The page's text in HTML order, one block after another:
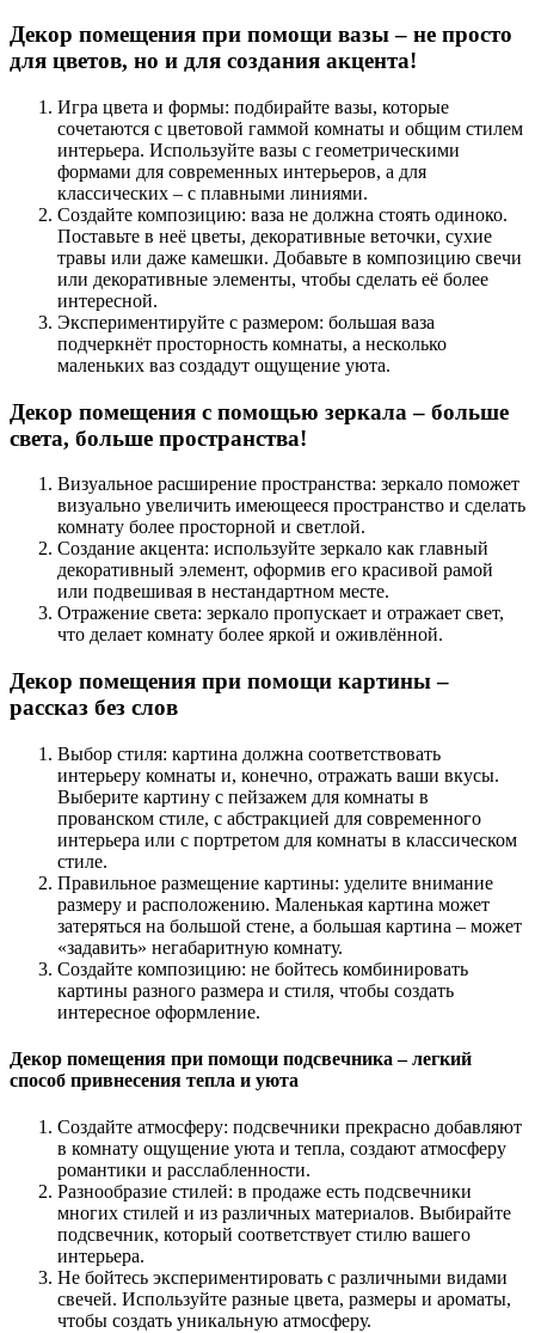
Декор помещения при помощи вазы – не просто
для цветов, но и для создания акцента!
Игра цвета и формы: подбирайте вазы, которые
сочетаются с цветовой гаммой комнаты и общим стилем
интерьера. Используйте вазы с геометрическими
формами для современных интерьеров, а для
классических – с плавными линиями.
Создайте композицию: ваза не должна стоять одиноко.
Поставьте в неё цветы, декоративные веточки, сухие
травы или даже камешки. Добавьте в композицию свечи
или декоративные элементы, чтобы сделать её более
интересной.
Экспериментируйте с размером: большая ваза
подчеркнёт просторность комнаты, а несколько
маленьких ваз создадут ощущение уюта.
Декор помещения с помощью зеркала – больше
света, больше пространства!
Визуальное расширение пространства: зеркало поможет
визуально увеличить имеющееся пространство и сделать
комнату более просторной и светлой.
Создание акцента: используйте зеркало как главный
декоративный элемент, оформив его красивой рамой
или подвешивая в нестандартном месте.
Отражение света: зеркало пропускает и отражает свет,
что делает комнату более яркой и оживлённой.
Декор помещения при помощи картины –
рассказ без слов
Выбор стиля: картина должна соответствовать
интерьеру комнаты и, конечно, отражать ваши вкусы.
Выберите картину с пейзажем для комнаты в
прованском стиле, с абстракцией для современного
интерьера или с портретом для комнаты в классическом
стиле.
Правильное размещение картины: уделите внимание
размеру и расположению. Маленькая картина может
затеряться на большой стене, а большая картина – может
«задавить» негабаритную комнату.
Создайте композицию: не бойтесь комбинировать
картины разного размера и стиля, чтобы создать
интересное оформление.
Декор помещения при помощи подсвечника – легкий
способ привнесения тепла и уюта
Создайте атмосферу: подсвечники прекрасно добавляют
в комнату ощущение уюта и тепла, создают атмосферу
романтики и расслабленности.
Разнообразие стилей: в продаже есть подсвечники
многих стилей и из различных материалов. Выбирайте
подсвечник, который соответствует стилю вашего
интерьера.
Не бойтесь экспериментировать с различными видами
свечей. Используйте разные цвета, размеры и ароматы,
чтобы создать уникальную атмосферу.